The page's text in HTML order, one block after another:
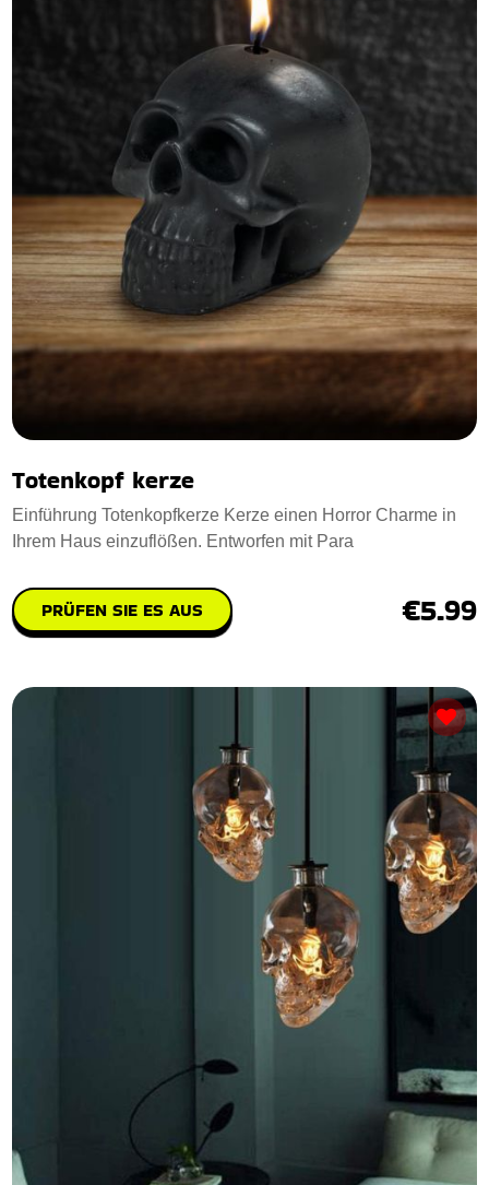
Totenkopf kerze
Einführung Totenkopfkerze Kerze einen Horror Charme in
Ihrem Haus einzuflößen. Entworfen mit Para
PRÜFEN SIE ES AUS €5.99